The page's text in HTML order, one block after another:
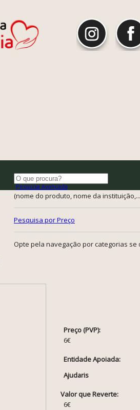
Pesquisa Avançada
(nome do produto, nome da
Pesquisa por Preço
Opte pela navegação por categorias
Preço (PVP):
6€
Entidade Apoiada:
Ajudaris
Valor que Reverte:
6€